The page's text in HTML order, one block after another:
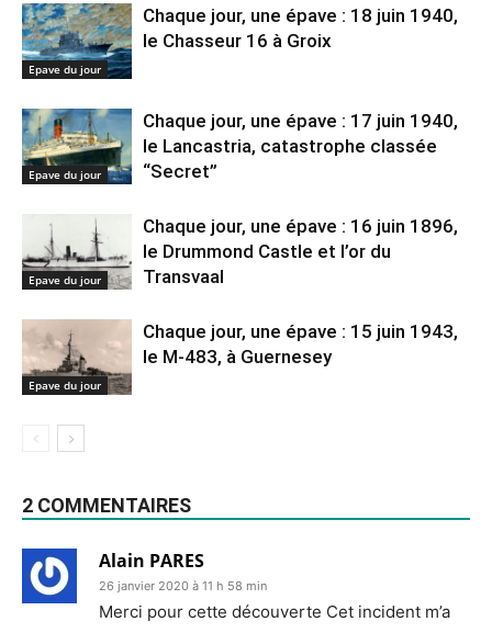
Epave du jour
Chaque jour, une épave : 18 juin 1940,
le Chasseur 16 à Groix
Epave du jour
Chaque jour, une épave : 17 juin 1940,
le Lancastria, catastrophe classée
“Secret”
Epave du jour
Chaque jour, une épave : 16 juin 1896,
le Drummond Castle et l’or du
Transvaal
Epave du jour
Chaque jour, une épave : 15 juin 1943,
le M-483, à Guernesey
2 COMMENTAIRES
Alain PARES
26 janvier 2020 à 11 h 58 min
Merci pour cette découverte Cet incident m’a